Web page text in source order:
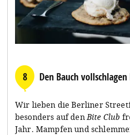
8 Den Bauch
Wir lieben die Berliner
besonders auf denBite Club
Jahr. Mampfen und